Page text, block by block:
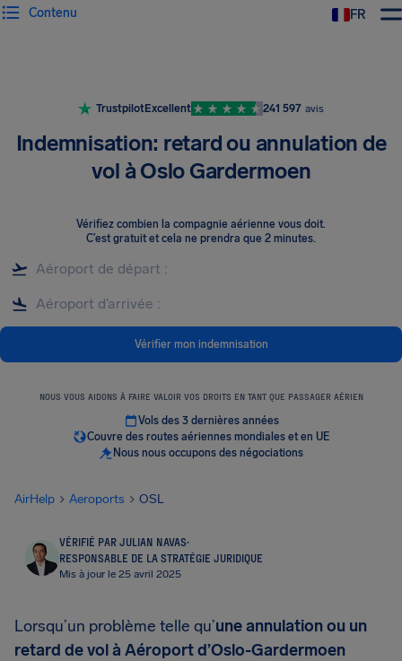
FR
Contenu
TrustpilotExcellent 241 597 avis
Indemnisation: retard ou annulation de
vol à Oslo Gardermoen
Vérifiez combien la compagnie aérienne vous doit.
C’est gratuit et cela ne prendra que 2 minutes.
Vérifier mon indemnisation
NOUS VOUS AIDONS À FAIRE VALOIR VOS DROITS EN TANT QUE PASSAGER AÉRIEN
Vols des 3 dernières années
Couvre des routes aériennes mondiales et en UE
Nous nous occupons des négociations
AirHelp Aeroports OSL
VÉRIFIÉ PAR JULIAN NAVAS·
RESPONSABLE DE LA STRATÉGIE JURIDIQUE
Mis à jour le 25 avril 2025
Lorsqu’un problème telle qu’une annulation ou un
retard de vol à Aéroport d’Oslo-Gardermoen